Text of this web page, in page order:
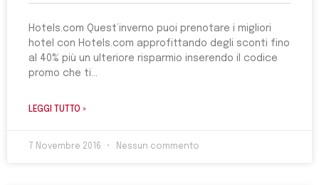
Hotels.com Quest’inverno puoi prenotare i migliori
hotel con Hotels.com approfittando degli sconti fino
al 40% più un ulteriore risparmio inserendo il codice
promo che ti
LEGGI TUTTO »
7 Novembre 2016 Nessun commento